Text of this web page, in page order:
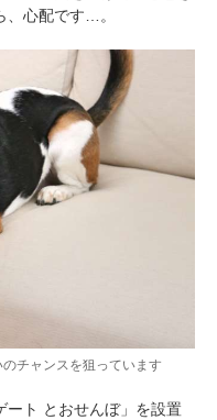
、心配です…。
チャンスを狙っています
ート とおせんぼ」を設置